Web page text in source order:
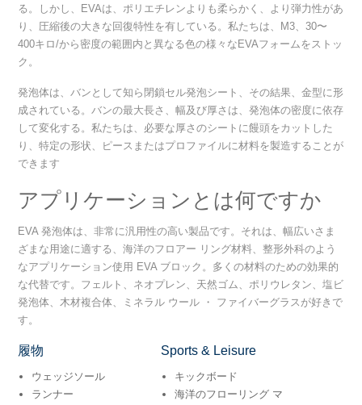
る。しかし、EVAは、ポリエチレンよりも柔らかく、より弾力性があ
り、圧縮後の大きな回復特性を有している。私たちは、M3、30〜
400キロ/から密度の範囲内と異なる色の様々なEVAフォームをストッ
ク。
発泡体は、バンとして知ら閉鎖セル発泡シート、その結果、金型に形
成されている。バンの最大長さ、幅及び厚さは、発泡体の密度に依存
して変化する。私たちは、必要な厚さのシートに饅頭をカットした
り、特定の形状、ピースまたはプロファイルに材料を製造することが
できます
アプリケーションとは何ですか
EVA 発泡体は、非常に汎用性の高い製品です。それは、幅広いさま
ざまな用途に適する、海洋のフロアー リング材料、整形外科のよう
なアプリケーション使用 EVA ブロック。多くの材料のための効果的
な代替です。フェルト、ネオプレン、天然ゴム、ポリウレタン、塩ビ
発泡体、木材複合体、ミネラル ウール ・ ファイバーグラスが好きで
す。
履物
ウェッジソール
ランナー
Sports & Leisure
キックボード
海洋のフローリング マ